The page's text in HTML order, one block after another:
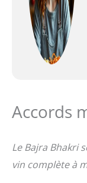
Accords
Le Bajra Bhakri
vin complète à